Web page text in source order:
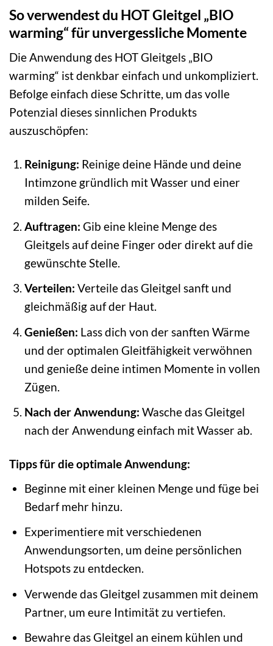
So verwendest du HOT Gleitgel „BIO
warming“ für unvergessliche Momente
Die Anwendung des HOT Gleitgels „BIO
warming“ ist denkbar einfach und unkompliziert.
Befolge einfach diese Schritte, um das volle
Potenzial dieses sinnlichen Produkts
auszuschöpfen:
Reinigung: Reinige deine Hände und deine
Intimzone gründlich mit Wasser und einer
milden Seife.
Auftragen: Gib eine kleine Menge des
Gleitgels auf deine Finger oder direkt auf die
gewünschte Stelle.
Verteilen: Verteile das Gleitgel sanft und
gleichmäßig auf der Haut.
Genießen: Lass dich von der sanften Wärme
und der optimalen Gleitfähigkeit verwöhnen
und genieße deine intimen Momente in vollen
Zügen.
Nach der Anwendung: Wasche das Gleitgel
nach der Anwendung einfach mit Wasser ab.
Tipps für die optimale Anwendung:
Beginne mit einer kleinen Menge und füge bei
Bedarf mehr hinzu.
Experimentiere mit verschiedenen
Anwendungsorten, um deine persönlichen
Hotspots zu entdecken.
Verwende das Gleitgel zusammen mit deinem
Partner, um eure Intimität zu vertiefen.
Bewahre das Gleitgel an einem kühlen und